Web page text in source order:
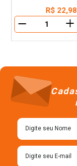
R$ 22,98
＋